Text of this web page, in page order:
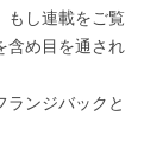
もし連載をご覧
含め目を通され
ランジバックと